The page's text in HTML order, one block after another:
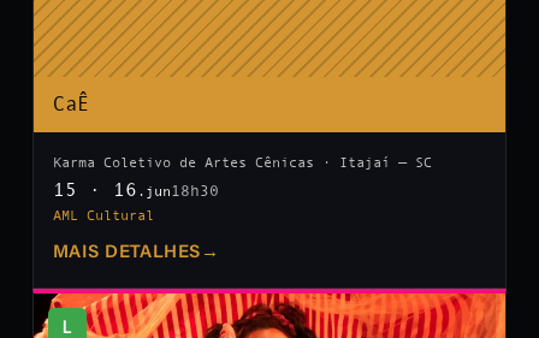
CaÊ
Karma Coletivo de Artes Cênicas · Itajaí — SC
15 · 16 .jun 18h30
AML Cultural
MAIS DETALHES →
L